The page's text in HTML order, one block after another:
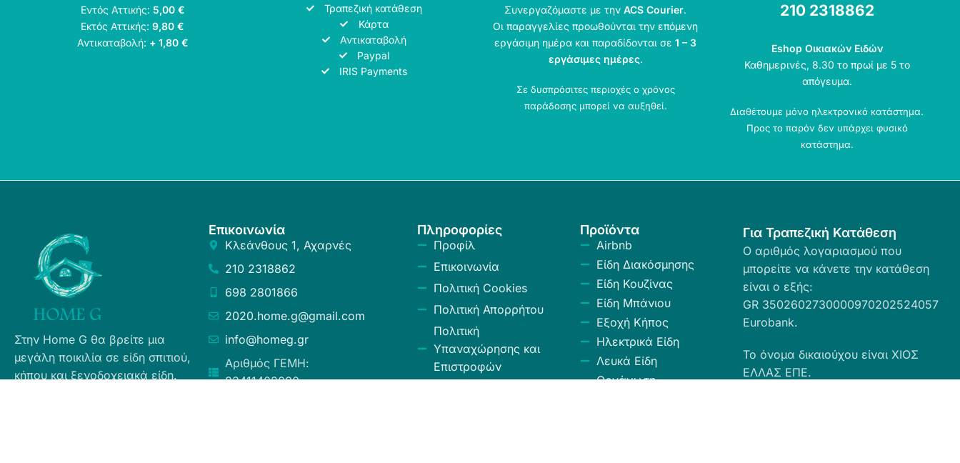
Εντός Αττικής: 5,00 €
Εκτός Αττικής:9,80 €
Αντικαταβολή: + 1,80 €
Τραπεζική κατάθεση
Κάρτα
Αντικαταβολή
Paypal
IRIS Payments
Συνεργαζόμαστε με τηνACS Courier.
Οι παραγγελίες προωθούνται την επόμενη
εργάσιμη ημέρα και παραδίδονται σε1 – 3
εργάσιμες ημέρες.
Σε δυσπρόσιτες περιοχές ο χρόνος
παράδοσης μπορεί να αυξηθεί.
210 2318862
Eshop Οικιακών Ειδών
Καθημερινές, 8.30 το πρωί με 5 το
απόγευμα.
Διαθέτουμε μόνο ηλεκτρονικό κατάστημα.
Προς το παρόν δεν υπάρχει φυσικό
κατάστημα.
Στην Home G θα βρείτε μια
μεγάλη ποικιλία σε είδη σπιτιού,
κήπου και ξενοδοχειακά είδη.
Επικοινωνία
Κλεάνθους 1, Αχαρνές
210 2318862
698 2801866
2020.home.g@gmail.com
info@homeg.gr
Αριθμός ΓΕΜΗ:
83411402000
Πληροφορίες
Προφίλ
Επικοινωνία
Πολιτική Cookies
Πολιτική Απορρήτου
Πολιτική
Υπαναχώρησης και
Επιστροφών
Προϊόντα
Airbnb
Είδη Διακόσμησης
Είδη Κουζίνας
Είδη Μπάνιου
Εξοχή Κήπος
Ηλεκτρικά Είδη
Λευκά Είδη
Οργάνωση
Για Τραπεζική Κατάθεση
Ο αριθμός λογαριασμού που
μπορείτε να κάνετε την κατάθεση
είναι ο εξής:
GR 3502602730000970202524057
Eurobank.
Το όνομα δικαιούχου είναι ΧΙΟΣ
ΕΛΛΑΣ ΕΠΕ.